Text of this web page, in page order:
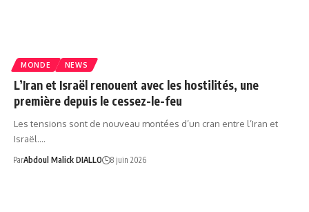
MONDE NEWS
L’Iran et Israël renouent avec les hostilités, une
première depuis le cessez-le-feu
Les tensions sont de nouveau montées d’un cran entre l’Iran et
Israël.…
ParAbdoul Malick DIALLO 8 juin 2026